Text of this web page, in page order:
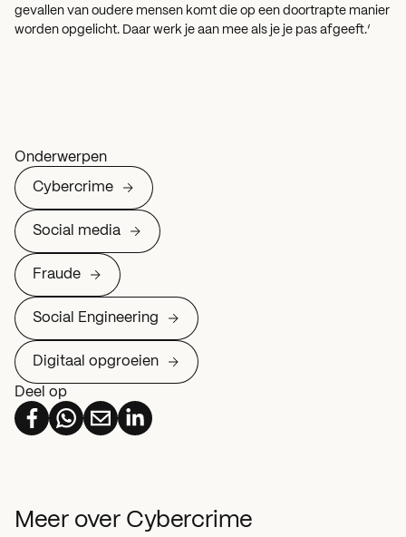
gevallen van oudere mensen komt die op een doortrapte manier
worden opgelicht. Daar werk je aan mee als je je pas afgeeft.’
Onderwerpen
Cybercrime
Social media
Fraude
Social Engineering
Digitaal opgroeien
Deel op
Meer over Cybercrime